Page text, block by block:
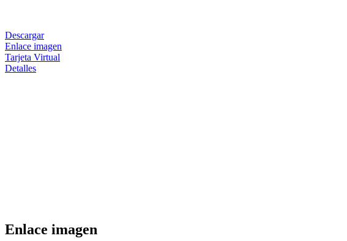
Descargar
Enlace imagen
Tarjeta Virtual
Detalles
Enlace imagen